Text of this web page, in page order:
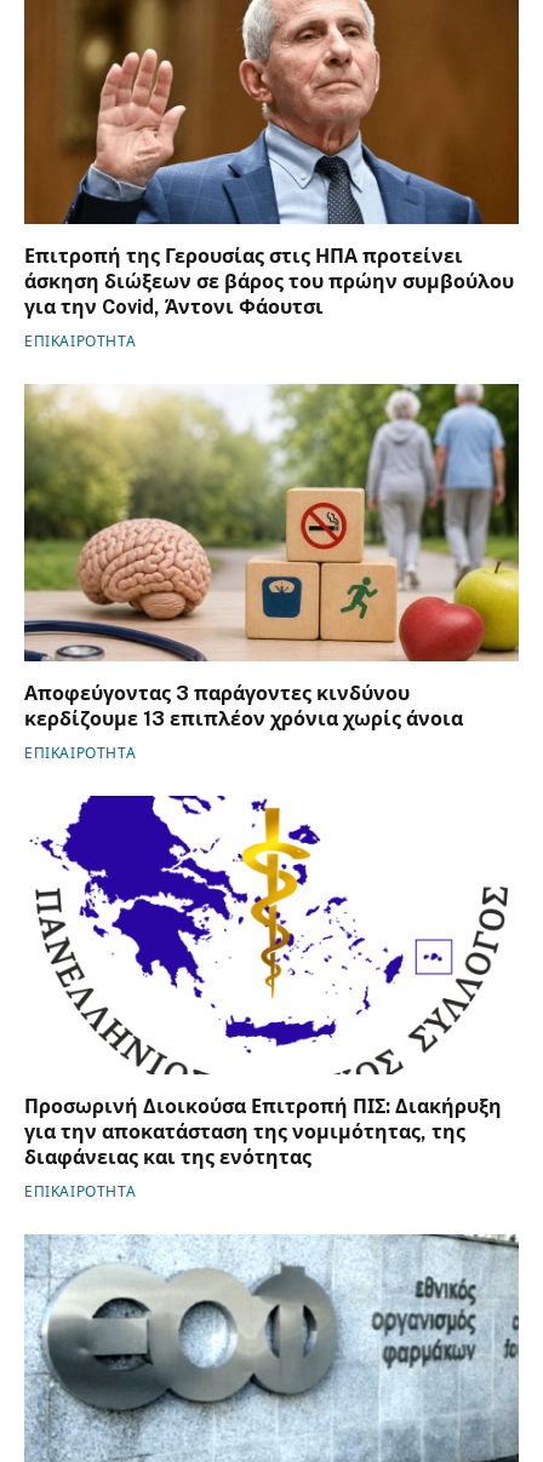
Επιτροπή της Γερουσίας στις ΗΠΑ προτείνει
άσκηση διώξεων σε βάρος του πρώην συμβούλου
για την Covid, Άντονι Φάουτσι
ΕΠΙΚΑΙΡΟΤΗΤΑ
Αποφεύγοντας 3 παράγοντες κινδύνου
κερδίζουμε 13 επιπλέον χρόνια χωρίς άνοια
ΕΠΙΚΑΙΡΟΤΗΤΑ
Προσωρινή Διοικούσα Επιτροπή ΠΙΣ: Διακήρυξη
για την αποκατάσταση της νομιμότητας, της
διαφάνειας και της ενότητας
ΕΠΙΚΑΙΡΟΤΗΤΑ